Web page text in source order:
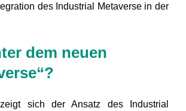
des Industrial Metaverse in der
dem neuen
sich der Ansatz des Industrial